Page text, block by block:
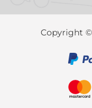
Copyright ©